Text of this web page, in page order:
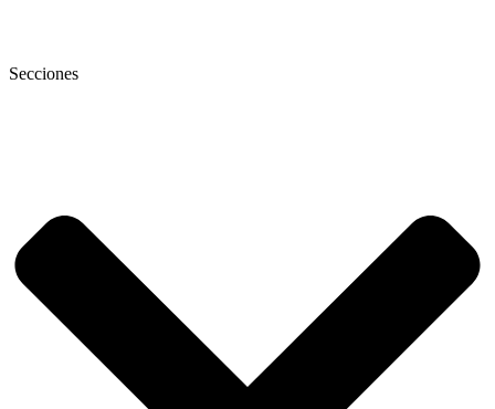
Secciones